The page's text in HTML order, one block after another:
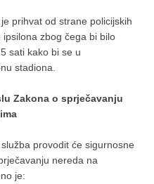
prihvat od strane policijskih
zbog čega bi bilo
sati kako bi se u
stadiona.
Zakona o sprječavanju
provodit će sigurnosne
nereda na
je: